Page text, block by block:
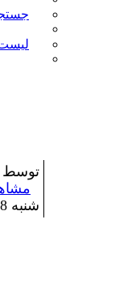
توسط
شنبه 18 اسفند 1403, 12:03 pm